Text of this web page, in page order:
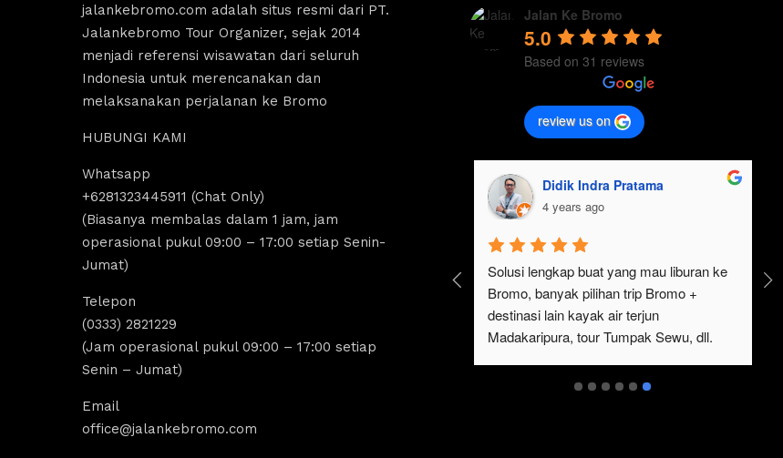
jalankebromo.com adalah situs resmi dari PT.
Jalankebromo Tour Organizer, sejak 2014
menjadi referensi wisawatan dari seluruh
Indonesia untuk merencanakan dan
melaksanakan perjalanan ke Bromo
HUBUNGI KAMI
Whatsapp
+6281323445911 (Chat Only)
(Biasanya membalas dalam 1 jam, jam
operasional pukul 09:00 – 17:00 setiap Senin-
Jumat)
Telepon
(0333) 2821229
(Jam operasional pukul 09:00 – 17:00 setiap
Senin – Jumat)
Email
office@jalankebromo.com
Jalan Ke Bromo
5.0
Based on 31 reviews
review us on
menyediakan sewa
Jeep malang.
aktivitas tour
dan trip bromo.
destinasi Air terjun
amazing banget
4 years ago
bromo, kita bisa melakukan tour bromo
Sunrise dan Sunset.Pokoknya sangat
Didik Indra Pratama
4 years ago
Solusi lengkap buat yang mau liburan ke
Bromo, banyak pilihan trip Bromo +
destinasi lain kayak air terjun
Madakaripura, tour Tumpak Sewu, dll.